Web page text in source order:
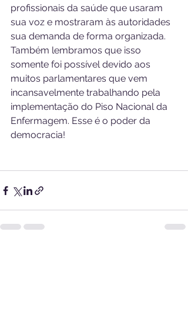
profissionais da saúde que usaram
sua voz e mostraram às autoridades
sua demanda de forma organizada.
Também lembramos que isso
somente foi possível devido aos
muitos parlamentares que vem
incansavelmente trabalhando pela
implementação do Piso Nacional da
Enfermagem. Esse é o poder da
democracia!